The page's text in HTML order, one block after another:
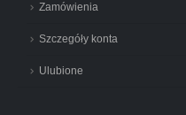
Zamówienia
Szczegóły konta
Ulubione